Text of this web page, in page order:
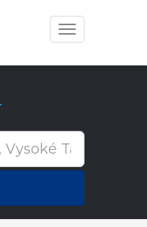
Toggle
navigation